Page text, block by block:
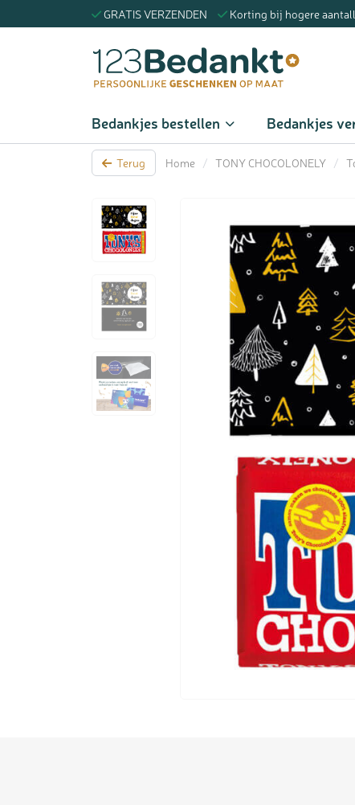
GRATIS VERZENDEN Korting bij hogere
Bedankjes bestellen Bedankjes
Terug Home / TONY CHOCOLONELY /